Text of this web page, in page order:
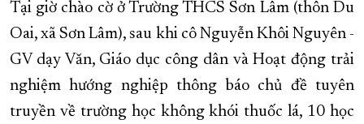
Tại giờ chào cờ ở Trường THCS Sơn Lâm (thônDu
Oai, xã Sơn Lâm), sau khi cô Nguyễn Khôi Nguyên -
GV dạy Văn, Giáo dục công dân và Hoạt động trải
nghiệm hướng nghiệp thông báo chủ đề tuyên
truyền về trường học không khói thuốc lá, 10 học